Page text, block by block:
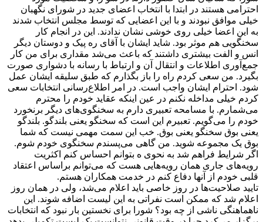
احترامی هستند در ابتدا با انتخاب اعضای جدید در شورای نگهبان
خیلی موافق نبودند و با این اعضایی که توسط مجلس انتخاب شدند
به این اعضا خیلی روی خوشی نشان ندادند. این در انجام کار
سخنگویی هم موثر بود. شاید ایشان با آقای ره پیک و دوستان دیگر
انس و الفت بیشتری داشتند که باعث می‌شد مقداری برای من کار
جمع‌آوری اطلاعات و انتقال آن و ارتباط با رسانه با دشواری صورت
بگیرد. من سعی کردم راه را باز بگذارم که طبق سلیقه ایشان عمل
شود. احترام ایشان واجب است. در امر اطلاع‌رسانی انتخابات سعی
کردم خیلی مداخله نکنم در عین اینکه عقاید خودم را محترم
می‌شمارم. با مسامحه تعبیری دارم به سخنگوی‌های دیگر برنخورد
خودم را می‌گویم. تعبیرم این است که سخنگو یعنی بلندگو. بلندگو
یعنی بوق سخنگو یعنی بوق. خب این سمت مهمی نیست که شما
بوق یک مجموعه شوید. من گاهی می‌پسندم سخنگوی خودم شوم.
اگر شرایط فراهم شد به نحوی ه بتوانم احساس کنم اکثریت
رویه‌های جاری همان رویه‌هایی هست که می‌توانم براساس اعتقاد
قلبی خودم از آنها دفاع کنم در خدمت همکاران هستم.
تایید صلاحیت‌ها در روز خاصی باید اعلام می‌شد، ولی در همان روز
اعلام شد که ممکن است نفراتی به این لیست اضافه شوند. این
ناهماهنگی ناشی از چه بود؟ شورا برای نخستین بار نبود که انتخابات